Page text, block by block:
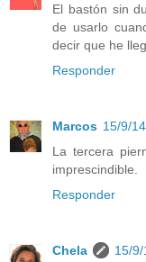
El bastón sin
de usarlo
decir que he
Responder
Marcos 15/9/
La tercera
imprescindible.
Responder
Chela
15/